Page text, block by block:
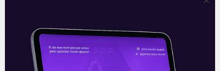
24/05/2019